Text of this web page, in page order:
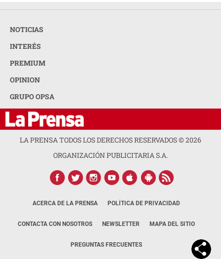
NOTICIAS
INTERÉS
PREMIUM
OPINION
GRUPO OPSA
LA PRENSA TODOS LOS DERECHOS RESERVADOS ©2026
ORGANIZACIÓN PUBLICITARIA S.A.
ACERCA DE LA PRENSA POLÍTICA DE PRIVACIDAD
CONTACTA CON NOSOTROS NEWSLETTER MAPA DEL SITIO
PREGUNTAS FRECUENTES